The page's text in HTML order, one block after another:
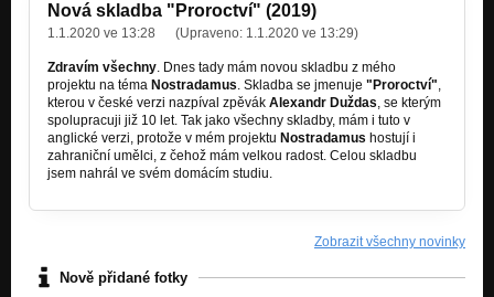
Nezařazeno
Good Morning
Nezařazeno
Prelude - Strings and bass
Nezařazeno
Nová skladba "Proroctví" (2019)
1.1.2020 ve 13:28 (Upraveno: 1.1.2020 ve 13:29)
Zdravím všechny. Dnes tady mám novou skladbu z mého
projektu na téma Nostradamus. Skladba se jmenuje "Proroctví",
kterou v české verzi nazpíval zpěvák Alexandr Duždas, se kterým
spolupracuji již 10 let. Tak jako všechny skladby, mám i tuto v
anglické verzi, protože v mém projektu Nostradamus hostují i
zahraniční umělci, z čehož mám velkou radost. Celou skladbu
jsem nahrál ve svém domácím studiu.
Zobrazit všechny novinky
Nově přidané fotky